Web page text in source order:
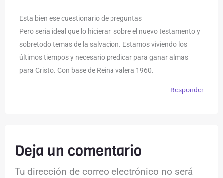
Esta bien ese cuestionario de preguntas
Pero seria ideal que lo hicieran sobre el nuevo testamento y
sobretodo temas de la salvacion. Estamos viviendo los
últimos tiempos y necesario predicar para ganar almas
para Cristo. Con base de Reina valera 1960.
Responder
Deja un comentario
Tu dirección de correo electrónico no será